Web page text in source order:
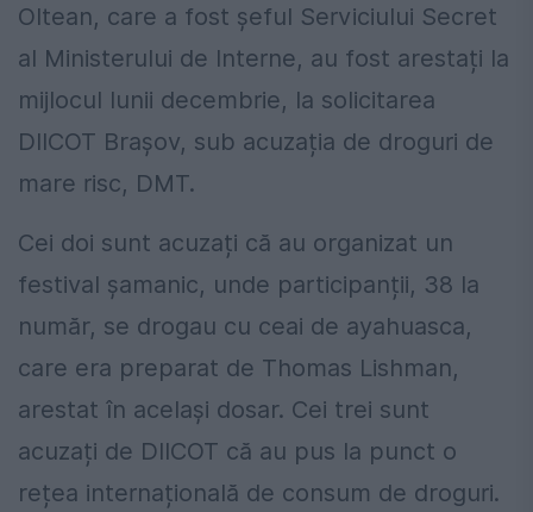
Oltean, care a fost șeful Serviciului Secret
al Ministerului de Interne, au fost arestați la
mijlocul lunii decembrie, la solicitarea
DIICOT Brașov, sub acuzația de droguri de
mare risc, DMT.
Cei doi sunt acuzați că au organizat un
festival șamanic, unde participanții, 38 la
număr, se drogau cu ceai de ayahuasca,
care era preparat de Thomas Lishman,
arestat în același dosar. Cei trei sunt
acuzați de DIICOT că au pus la punct o
rețea internațională de consum de droguri.